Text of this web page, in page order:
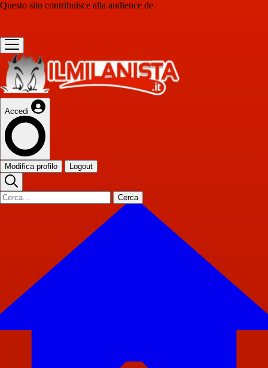
Questo sito contribuisce alla audience de
Accedi
Modifica profilo Logout
Cerca